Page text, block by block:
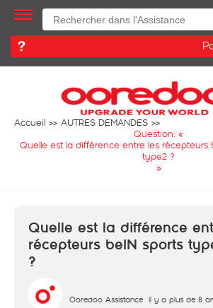
Accueil
AUTRES DEMANDES
Question: «
Quelle est la différence entre les récepteurs
type2 ?
»
Quelle est la différence
récepteurs beIN sports
?
Ooredoo Assistance il y a plus de 8